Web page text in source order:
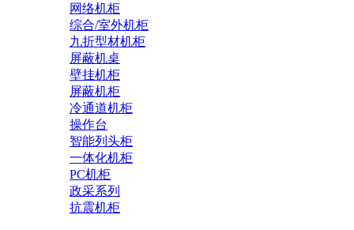
网络机柜
综合/室外机柜
九折型材机柜
屏蔽机桌
壁挂机柜
屏蔽机柜
冷通道机柜
操作台
智能列头柜
一体化机柜
PC机柜
政采系列
抗震机柜